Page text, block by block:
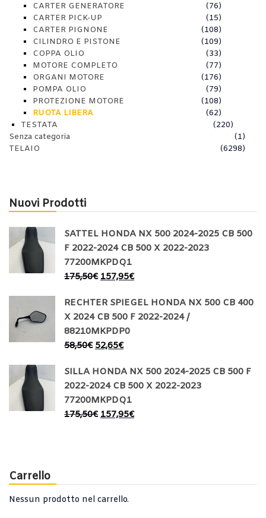
CARTER GENERATORE
(76)
CARTER PICK-UP
(15)
CARTER PIGNONE
(108)
CILINDRO E PISTONE
(109)
COPPA OLIO
(33)
MOTORE COMPLETO
(77)
ORGANI MOTORE
(176)
POMPA OLIO
(79)
PROTEZIONE MOTORE
(108)
RUOTA LIBERA
(62)
TESTATA
(220)
Senza categoria
(1)
TELAIO
(6298)
Nuovi Prodotti
SATTEL HONDA NX 500 2024-2025 CB 500
F 2022-2024 CB 500 X 2022-2023
77200MKPDQ1
175,50€ 157,95€
RECHTER SPIEGEL HONDA NX 500 CB 400
X 2024 CB 500 F 2022-2024 /
88210MKPDP0
58,50€ 52,65€
SILLA HONDA NX 500 2024-2025 CB 500 F
2022-2024 CB 500 X 2022-2023
77200MKPDQ1
175,50€ 157,95€
Carrello
Nessun prodotto nel carrello.